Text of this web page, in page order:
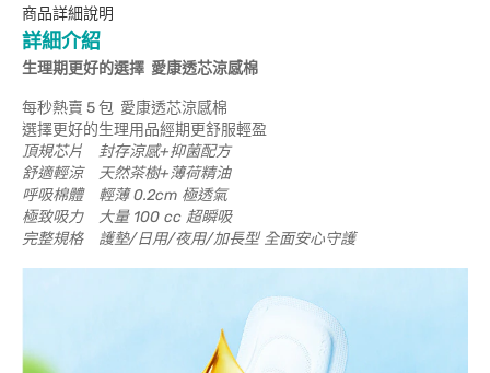
商品詳細說明
詳細介紹
生理期更好的選擇 愛康透芯涼感棉
每秒熱賣 5 包 愛康透芯涼感棉
選擇更好的生理用品經期更舒服輕盈
頂規芯片 封存涼感+抑菌配方
舒適輕涼 天然茶樹+薄荷精油
呼吸棉體 輕薄 0.2cm 極透氣
極致吸力 大量 100 cc 超瞬吸
完整規格 護墊/日用/夜用/加長型 全面安心守護